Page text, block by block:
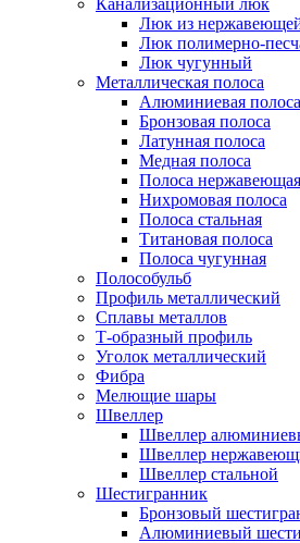
Канализационный люк
Люк из
Люк полимерно-
Люк чугунный
Металлическая полоса
Алюминиевая полоса
Бронзовая полоса
Латунная полоса
Медная полоса
Полоса нержавеющая
Нихромовая полоса
Полоса стальная
Титановая полоса
Полоса чугунная
Полособульб
Профиль металлический
Сплавы металлов
Т-образный профиль
Уголок металлический
Фибра
Мелющие шары
Швеллер
Швеллер
Швеллер
Швеллер стальной
Шестигранник
Бронзовый
Алюминиевый